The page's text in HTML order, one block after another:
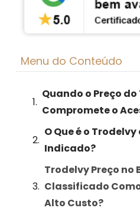
Menu do Conteúdo
Quando o Preço
Compromete o
O Que é o
Indicado?
Trodelvy Preço no
Classificado
Alto Custo?